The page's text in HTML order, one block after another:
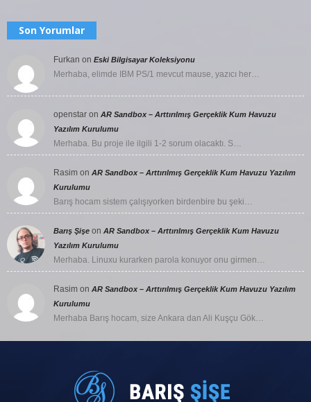
Son Yorumlar
Furkan on Eski Bilgisayar Koleksiyonu
Merhaba, elimde IBM PS/1 mevcut mause, yazıcı her…
openstar on AR Sandbox – Arttırılmış Gerçeklik Kum Havuzu
Yazılım Kurulumu
Merhaba. Bu proje ile ilgili 1-2 sorum olacaktı. S…
Rasim on AR Sandbox – Arttırılmış Gerçeklik Kum Havuzu Yazılım
Kurulumu
Barış hocam sistem çalışıyorken birdenbire bu şeki…
Barış Şişe on AR Sandbox – Arttırılmış Gerçeklik Kum Havuzu
Yazılım Kurulumu
Merhaba. Linuxu kurarken parola konuyor onu girmen…
Rasim on AR Sandbox – Arttırılmış Gerçeklik Kum Havuzu Yazılım
Kurulumu
Merhaba Barış hocam, size Ankara dan Ali Kuşçu Gök…